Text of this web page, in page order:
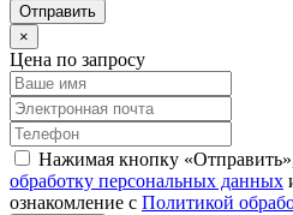
×
Цена по запросу
Нажимая кнопку
обработку персональных данных
ознакомление с Политикой